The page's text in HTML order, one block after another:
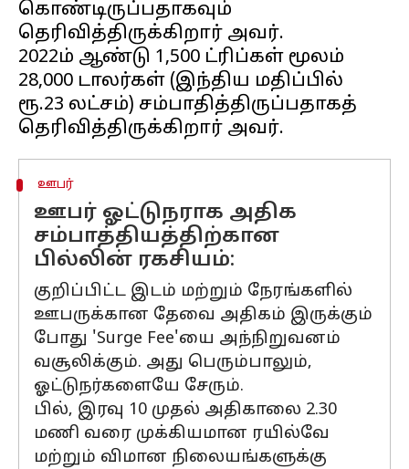
கொண்டிருப்பதாகவும்
தெரிவித்திருக்கிறார் அவர்.
2022ம் ஆண்டு 1,500 ட்ரிப்கள் மூலம்
28,000 டாலர்கள் (இந்திய மதிப்பில்
ரூ.23 லட்சம்) சம்பாதித்திருப்பதாகத்
ஊபர்
ஊபர் ஓட்டுநராக அதிக
சம்பாத்தியத்திற்கான
பில்லின் ரகசியம்:
குறிப்பிட்ட இடம் மற்றும் நேரங்களில்
ஊபருக்கான தேவை அதிகம் இருக்கும்
போது 'Surge Fee'யை அந்நிறுவனம்
வசூலிக்கும். அது பெரும்பாலும்,
ஓட்டுநர்களையே சேரும்.
பில், இரவு 10 முதல் அதிகாலை 2.30
மணி வரை முக்கியமான ரயில்வே
மற்றும் விமான நிலையங்களுக்கு